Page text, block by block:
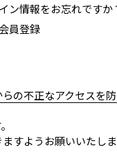
ン情報をお忘れですか
員登録
の不正なアクセスを
すようお願いいたし